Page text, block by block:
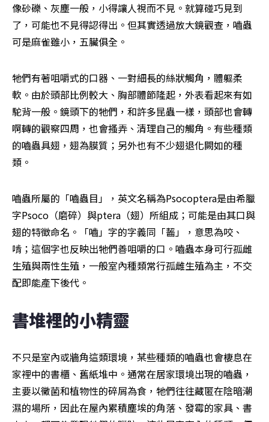
像砂礫、灰塵一般，小得讓人視而不見。就算碰巧見到
了，可能也不見得認得出。但其實透過放大鏡觀查，嚙蟲
可是麻雀雖小，五臟俱全。
牠們有著咀嚼式的口器、一對細長的絲狀觸角，體軀柔
軟。由於頭部比例較大、胸部體節隆起，外表看起來有如
駝背一般。鏡頭下的牠們，和許多昆蟲一樣，頭部也會轉
啊轉的觀察四周，也會搔弄、清理自己的觸角。有些種類
的嚙蟲具翅，翅為膜質；另外也有不少翅退化闕如的種
類。
嚙蟲所屬的「嚙蟲目」，英文名稱為Psocoptera是由希臘
字Psoco（磨碎）與ptera（翅）所組成；可能是由其口與
翅的特徵命名。「嚙」字的字義同「齧」，意思為咬、
啃；這個字也反映出牠們善咀嚼的口。嚙蟲本身可行孤雌
生殖與兩性生殖，一般室內種類常行孤雌生殖為主，不交
配即能產下後代。
書堆裡的小精靈
不只是室內或牆角這類環境，某些種類的嚙蟲也會棲息在
家裡中的書櫃、舊紙堆中。通常在居家環境出現的嚙蟲，
主要以黴菌和植物性的碎屑為食，牠們往往藏匿在陰暗潮
濕的場所，因此在屋內累積塵埃的角落、發霉的家具、書